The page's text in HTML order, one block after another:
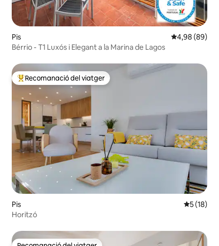
Pis 4,98 de
4,98 (89)
Bérrio - T1 Luxós i Elegant a la Marina de Lagos
Principals recomanacions dels viatgers
Recomanació del viatger
Pis 5 de
5 (18)
Horitzó